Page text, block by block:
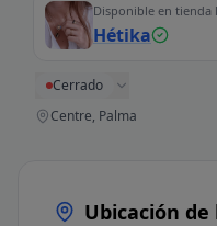
Disponible en tienda
Hétika
Cerrado
Centre, Palma
Ubicación de